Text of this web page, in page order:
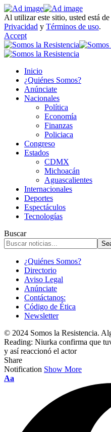
Al utilizar este sitio, usted está
Privacidad y Términos de uso.
Accept
Inicio
¿Quiénes Somos?
Anúnciate
Nacionales
Política
Economía
Finanzas
Policiaca
Congreso
Estados
CDMX
Michoacán
Aguascalientes
Internacionales
Deportes
Espectáculos
Tecnologías
Buscar
¿Quiénes Somos?
Directorio
Aviso Legal
Anúnciate
Contáctanos:
Código de Ética
Newsletter
© 2024 Somos la Resistencia.
Reading: Niurka confirma que
y así reaccionó el actor
Share
Notification Show More
Font
Aa